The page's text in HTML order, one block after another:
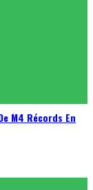
M4 Récords En